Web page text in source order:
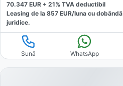
70.347 EUR + 21% TVA deductibil
Leasing de la 857 EUR/luna cu dobăndă
juridice.
Sună WhatsApp